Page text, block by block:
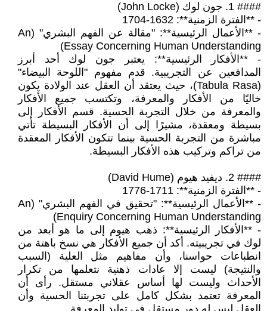
#### 1. جون لوك (John Locke)
- **الفترة الزمنية**: 1632-1704
- **الأعمال الرئيسية**: "مقالة عن الفهم البشري" (An
Essay Concerning Human Understanding)
- **الأفكار الرئيسية**: يعتبر جون لوك أحد أبرز
المدافعين عن التجريبية. قدم مفهوم "اللوحة البيضاء"
(Tabula Rasa)، حيث يعتقد أن العقل عند الولادة يكون
خاليًا من الأفكار والمعرفة، وتكتسب جميع الأفكار
والمعرفة من خلال التجربة الحسية. قسم الأفكار إلى
بسيطة ومعقدة، مشيرًا إلى أن الأفكار البسيطة تأتي
مباشرة من التجربة الحسية بينما تتكون الأفكار المعقدة
من تراكم وتركيب هذه الأفكار البسيطة.
#### 2. ديفيد هيوم (David Hume)
- **الفترة الزمنية**: 1711-1776
- **الأعمال الرئيسية**: "تحقيق في الفهم البشري" (An
Enquiry Concerning Human Understanding)
- **الأفكار الرئيسية**: ذهب هيوم إلى ما هو أبعد من
لوك في تجريبيته. أكد أن جميع الأفكار هي نسخ باهتة من
انطباعات حواسنا، وأن مفاهيم مثل العلية (السبب
والنتيجة) ليست إلا عادات ذهنية نتعلمها من تكرار
الأحداث وليست لها أساس عقلاني مستقل. رأى أن
المعرفة تعتمد بشكل كامل على تجربتنا الحسية وأن